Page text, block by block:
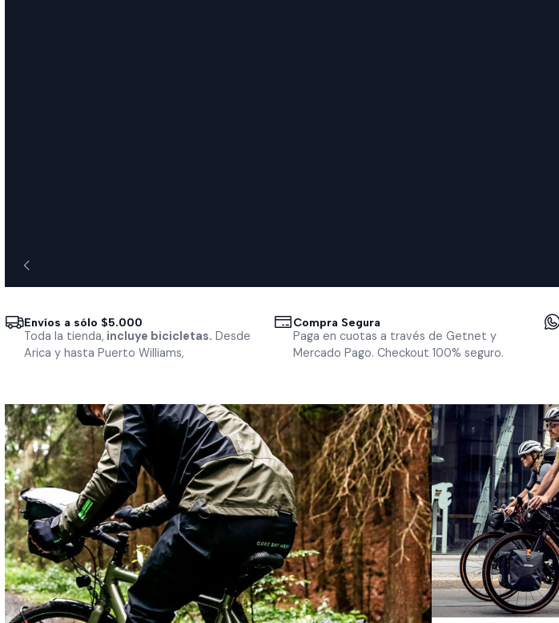
Envíos a sólo $5.000
Toda la tienda, incluye bicicletas. Desde
Arica y hasta Puerto Williams,
Compra Segura
Paga en cuotas a través de Getnet y
Mercado Pago. Checkout 100% seguro.